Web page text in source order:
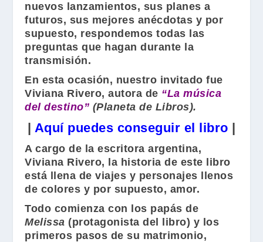
nuevos lanzamientos, sus planes a
futuros, sus mejores anécdotas y por
supuesto, respondemos todas las
preguntas que hagan durante la
transmisión.
En esta ocasión, nuestro invitado fue
Viviana Rivero, autora de “La música
del destino” (Planeta de Libros).
| Aquí puedes conseguir el libro |
A cargo de la escritora argentina,
Viviana Rivero, la historia de este libro
está llena de viajes y personajes llenos
de colores y por supuesto, amor.
Todo comienza con los papás de
Melissa (protagonista del libro) y los
primeros pasos de su matrimonio,